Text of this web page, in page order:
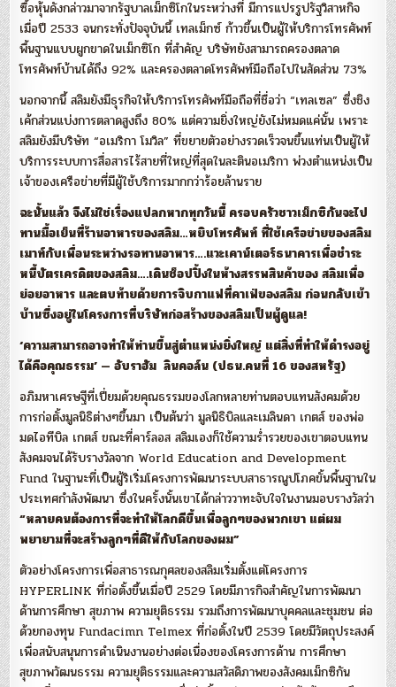
ซื้อหุ้นดังกล่าวมาจากรัฐบาลเม็กซิโกในระหว่างที่ มีการแปรรูปรัฐวิสาหกิจ
เมื่อปี 2533 จนกระทั่งปัจจุบันนี้ เทลเม็กซ์ ก้าวขึ้นเป็นผู้ให้บริการโทรศัพท์
พื้นฐานแบบผูกขาดในเม็กซิโก ที่สำคัญ บริษัทยังสามารถครองตลาด
โทรศัพท์บ้านได้ถึง 92% และครองตลาดโทรศัพท์มือถือไปในสัดส่วน 73%
นอกจากนี้ สลิมยังมีธุรกิจให้บริการโทรศัพท์มือถือที่ชื่อว่า “เทลเซล” ซึ่งชิง
เค้กส่วนแบ่งการตลาดสูงถึง 80% แต่ความยิ่งใหญ่ยังไม่หมดแค่นั้น เพราะ
สลิมยังมีบริษัท “อเมริกา โมวิล” ที่ขยายตัวอย่างรวดเร็วจนขึ้นแท่นเป็นผู้ให้
บริการระบบการสื่อสารไร้สายที่ใหญ่ที่สุดในละตินอเมริกา พ่วงตำแหน่งเป็น
เจ้าของเครือข่ายที่มีผู้ใช้บริการมากกว่าร้อยล้านราย
ฉะนั้นแล้ว จึงไม่ใช่เรื่องแปลกหากทุกวันนี้ ครอบครัวชาวเม็กซิกันจะไป
ทานมื้อเย็นที่ร้านอาหารของสลิม…หยิบโทรศัพท์ ที่ใช้เครือข่ายของสลิม
เมาท์กับเพื่อนระหว่างรอทานอาหาร….แวะเคาน์เตอร์ธนาคารเพื่อชำระ
หนี้บัตรเครดิตของสลิม….เดินช็อปปิ้งในห้างสรรพสินค้าของ สลิมเพื่อ
ย่อยอาหาร และตบท้ายด้วยการจิบกาแฟที่คาเฟ่ของสลิม ก่อนกลับเข้า
บ้านซึ่งอยู่ในโครงการที่บริษัทก่อสร้างของสลิมเป็นผู้ดูแล!
‘ความสามารถอาจทำให้ท่านขึ้นสู่ตำแหน่งยิ่งใหญ่ แต่สิ่งที่ทำให้ดำรงอยู่
ได้คือคุณธรรม’ — อับราฮัม ลินคอล์น (ปธน.คนที่ 16 ของสหรัฐ)
อภิมหาเศรษฐีที่เปี่ยมด้วยคุณธรรมของโลกหลายท่านตอบแทนสังคมด้วย
การก่อตั้งมูลนิธิต่างๆขึ้นมา เป็นต้นว่า มูลนิธิบิลและเมลินดา เกตส์ ของพ่อ
มดไอทีบิล เกตส์ ขณะที่คาร์ลอส สลิมเองก็ใช้ความร่ำรวยของเขาตอบแทน
สังคมจนได้รับรางวัลจาก World Education and Development
Fund ในฐานะที่เป็นผู้ริเริ่มโครงการพัฒนาระบบสาธารณูปโภคขั้นพื้นฐานใน
ประเทศกำลังพัฒนา ซึ่งในครั้งนั้นเขาได้กล่าววาทะจับใจในงานมอบรางวัลว่า
“หลายคนต้องการที่จะทำให้โลกดีขึ้นเพื่อลูกๆของพวกเขา แต่ผม
พยายามที่จะสร้างลูกๆที่ดีให้กับโลกของผม”
ตัวอย่างโครงการเพื่อสาธารณกุศลของสลิมเริ่มตั้งแต่โครงการ
HYPERLINK ที่ก่อตั้งขึ้นเมื่อปี 2529 โดยมีภารกิจสำคัญในการพัฒนา
ด้านการศึกษา สุขภาพ ความยุติธรรม รวมถึงการพัฒนาบุคคลและชุมชน ต่อ
ด้วยกองทุน Fundacimn Telmex ที่ก่อตั้งในปี 2539 โดยมีวัตถุประสงค์
เพื่อสนับสนุนการดำเนินงานอย่างต่อเนื่องของโครงการด้าน การศึกษา
สุขภาพวัฒนธรรม ความยุติธรรมและความสวัสดิภาพของสังคมเม็กซิกัน